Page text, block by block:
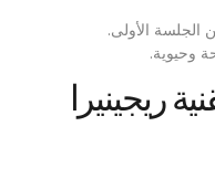
وحيوية.
ريجينيرا